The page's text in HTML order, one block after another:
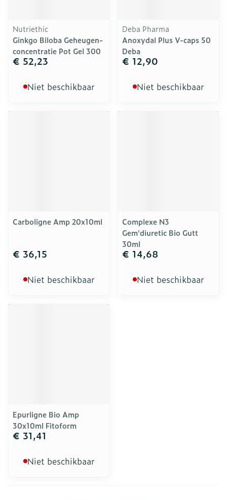
Nutriethic
Ginkgo Biloba Geheugen-
concentratie Pot Gel 300
€ 52,23
Niet beschikbaar
Deba Pharma
Anoxydal Plus V-caps 50
Deba
€ 12,90
Niet beschikbaar
Carboligne Amp 20x10ml
€ 36,15
Niet beschikbaar
Complexe N3
Gem'diuretic Bio Gutt
30ml
€ 14,68
Niet beschikbaar
Epurligne Bio Amp
30x10ml Fitoform
€ 31,41
Niet beschikbaar